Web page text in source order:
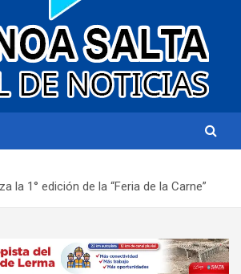
la 1° edición de la “Feria de la Carne”